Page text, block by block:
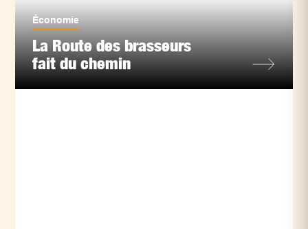
Économie
La Route des brasseurs
fait du chemin